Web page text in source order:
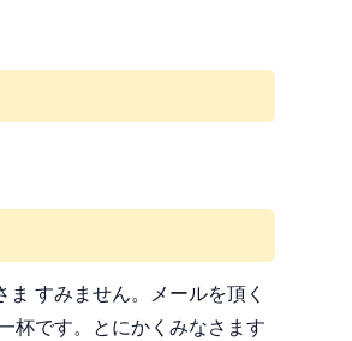
すみません。メールを頂く
杯です。とにかくみなさます